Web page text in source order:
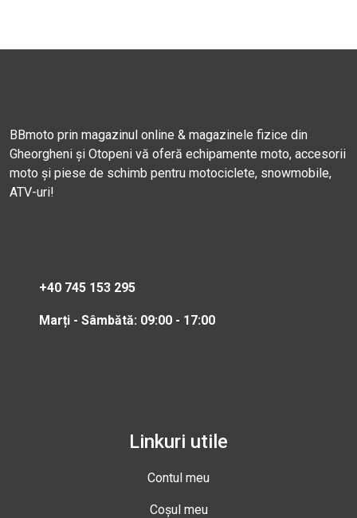
BBmoto prin magazinul online & magazinele fizice din
Gheorgheni și Otopeni vă oferă echipamente moto, accesorii
moto și piese de schimb pentru motociclete, snowmobile,
ATV-uri!
+40 745 153 295
Marți - Sâmbătă: 09:00 - 17:00
Linkuri utile
Contul meu
Coșul meu